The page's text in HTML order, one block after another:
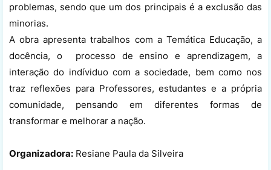
problemas, sendo que um dos principais é a exclusão das
minorias.
A obra apresenta trabalhos com a Temática Educação, a
docência, o processo de ensino e aprendizagem, a
interação do indíviduo com a sociedade, bem como nos
traz reflexões para Professores, estudantes e a própria
comunidade, pensando em diferentes formas de
transformar e melhorar a nação.
Organizadora: Resiane Paula da Silveira